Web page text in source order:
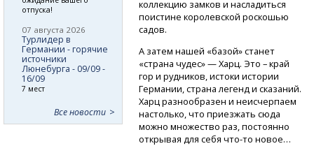
коллекцию замков и насладиться
поистине королевской роскошью
садов.
А затем нашей «базой» станет
«страна чудес» — Харц. Это – край
гор и рудников, истоки истории
Германии, страна легенд и сказаний.
Харц разнообразен и неисчерпаем
настолько, что приезжать сюда
можно множество раз, постоянно
открывая для себячто-то новое…
отпуска!
07 августа 2026
Турлидер в
Германии - горячие
источники
Люнебурга - 09/09 -
16/09
7 мест
Все новости